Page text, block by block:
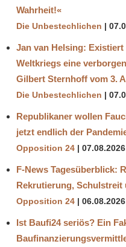
Wahrheit!«
Die Unbestechlichen
Jan van Helsing:
Weltkriegs eine
Gilbert Sternhoff vom 3.
Die Unbestechlichen
Republikaner wollen
jetzt endlich der
Opposition 24 07.08.2026
F-News Tagesüberblick:
Rekrutierung, Schulstreit
Opposition 24 06.08.2026
Ist Baufi24 seriös? Ein